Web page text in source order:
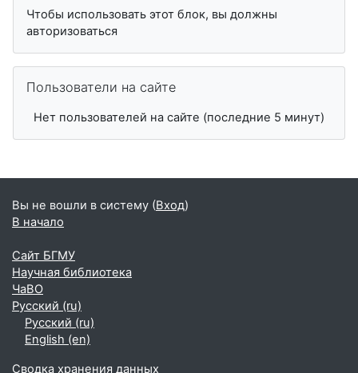
Чтобы использовать этот блок, вы должны
авторизоваться
Пользователи на сайте
Нет пользователей на сайте (последние 5 минут)
Вы не вошли в систему (Вход)
В начало
Сайт БГМУ
Научная библиотека
ЧаВО
Русский ‎(ru)‎
Русский ‎(ru)‎
English ‎(en)‎
Сводка хранения данных